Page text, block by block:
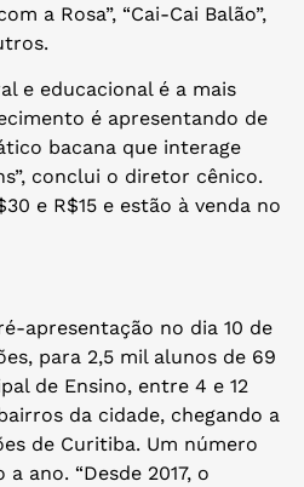
a Rosa”, “Cai-Cai Balão”,
e educacional é a mais
é apresentando de
bacana que interage
conclui o diretor cênico.
e R$15 e estão à venda no
apresentação no dia 10 de
para 2,5 mil alunos de 69
de Ensino, entre 4 e 12
da cidade, chegando a
de Curitiba. Um número
ano. “Desde 2017, o